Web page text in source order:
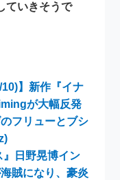
ていきそうで
10)】新作『イナ
が大幅反発
フリューとブシ
』日野晃博イン
賊になり、豪炎